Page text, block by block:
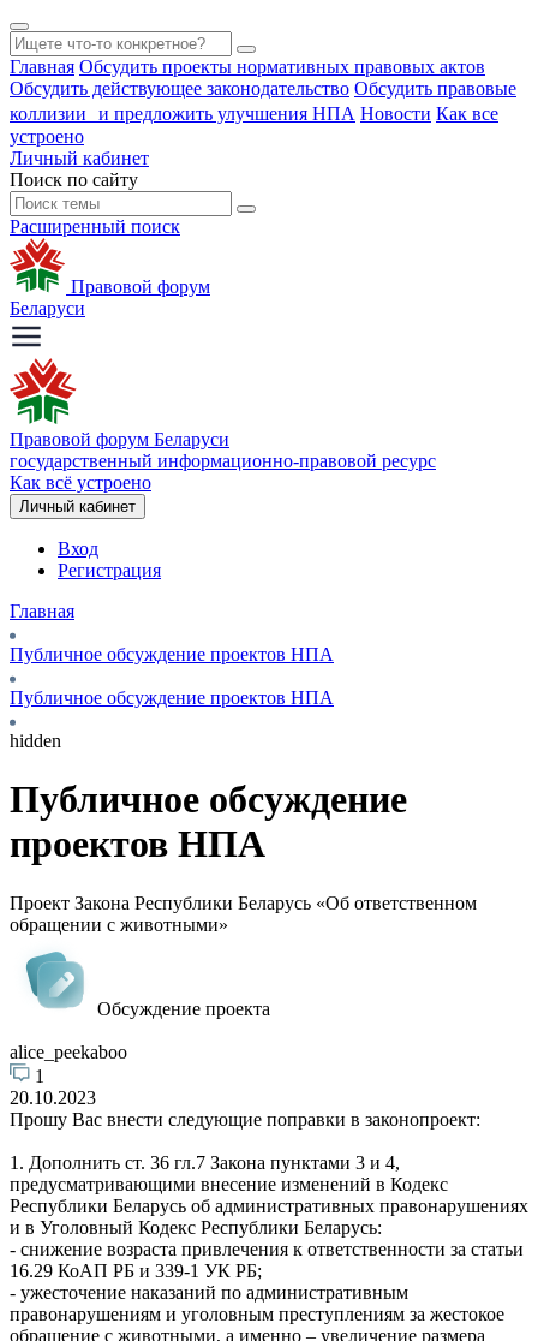
Главная Обсудить проекты нормативных правовых актов
Обсудить действующее законодательство Обсудить правовые
коллизии и предложить улучшения НПА Новости Как все
устроено
Личный кабинет
Поиск по сайту
Расширенный поиск
Правовой форум
Беларуси
Правовой форум Беларуси
государственный информационно-правовой ресурс
Как всё устроено
Личный кабинет
Вход
Регистрация
Главная
Публичное обсуждение проектов НПА
Публичное обсуждение проектов НПА
hidden
Публичное обсуждение
проектов НПА
Проект Закона Республики Беларусь «Об ответственном
обращении с животными»
Обсуждение проекта
alice_peekaboo
1
20.10.2023
Прошу Вас внести следующие поправки в законопроект:
1. Дополнить ст. 36 гл.7 Закона пунктами 3 и 4,
предусматривающими внесение изменений в Кодекс
Республики Беларусь об административных правонарушениях
и в Уголовный Кодекс Республики Беларусь:
- снижение возраста привлечения к ответственности за статьи
16.29 КоАП РБ и 339-1 УК РБ;
- ужесточение наказаний по административным
правонарушениям и уголовным преступлениям за жестокое
обращение с животными, а именно – увеличение размера